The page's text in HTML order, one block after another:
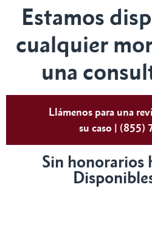
Estamos
cualquier
una
Llámenos para una
su caso | (855)
Sin honorarios